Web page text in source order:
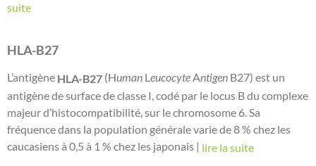
suite
HLA-B27
L’antigène HLA-B27 (Human LeucocyteAntigen B27) est un
antigène de surface de classe I, codé par le locus B du complexe
majeur d’histocompatibilité, sur le chromosome 6. Sa
fréquence dans la population générale varie de 8 % chez les
caucasiens à 0,5 à 1 % chez les japonais | lire la suite